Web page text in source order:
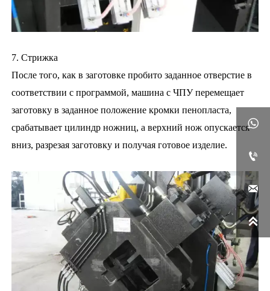
7. Стрижка
После того, как в заготовке пробито заданное отверстие в
соответствии с программой, машина с ЧПУ перемещает
заготовку в заданное положение кромки пенопласта,
срабатывает цилиндр ножниц, а верхний нож опускается
вниз, разрезая заготовку и получая готовое изделие.



